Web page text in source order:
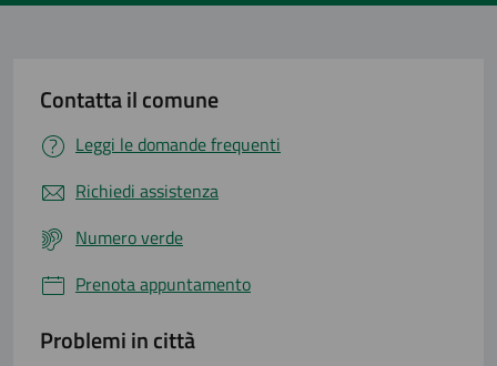
Contatta il comune
Leggi le domande frequenti
Richiedi assistenza
Numero verde
Prenota appuntamento
Problemi in città